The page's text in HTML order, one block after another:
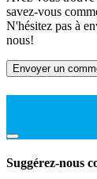
savez-vous
N'hésitez pas à
nous!
Envoyer un
Suggérez-nous